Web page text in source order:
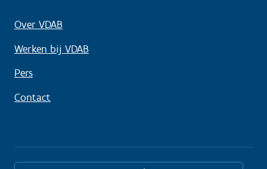
Over VDAB
Werken bij VDAB
Pers
Contact